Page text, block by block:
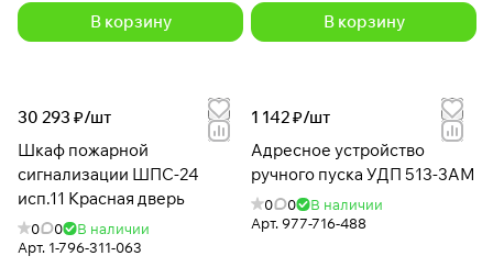
В корзину В корзину
30 293 ₽/шт
Шкаф пожарной
сигнализации ШПС-24
исп.11 Красная дверь
0 0
В наличии
Арт. 1-796-311-063
1 142 ₽/шт
Адресное устройство
ручного пуска УДП 513-3АМ
0 0
В наличии
Арт.977-716-488